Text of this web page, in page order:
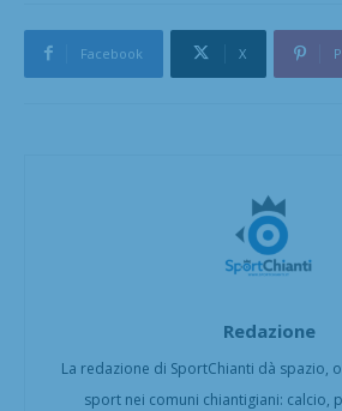
Facebook X
Redazione
La redazione di SportChianti dà spazio,
sport nei comuni chiantigiani: calcio,